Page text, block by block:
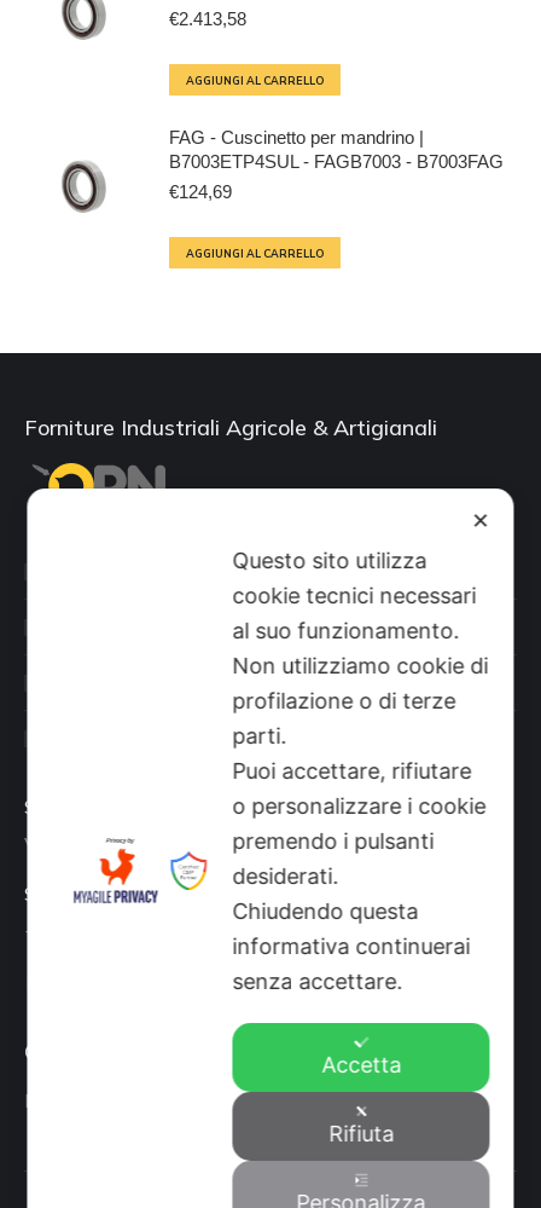
€2.413,58
AGGIUNGI AL CARRELLO
FAG - Cuscinetto per mandrino |
B7003ETP4SUL - FAGB7003 - B7003FAG
€124,69
AGGIUNGI AL CARRELLO
Forniture Industriali Agricole & Artigianali
Sede
Via Busano, 56, Favria (TO)
Supporto Tecnico
+39 0124 34071
Orari
Lun-Ven: 8-12:30 14-19 Sab: 8-12:30
© O.R.N. srl IT07186620014 Rea Tutti i diritti riservati
✕
Questo sito utilizza
cookie tecnici necessari
al suo funzionamento.
Non utilizziamo cookie di
profilazione o di terze
parti.
Puoi accettare, rifiutare
o personalizzare i cookie
premendo i pulsanti
desiderati.
Chiudendo questa
informativa continuerai
senza accettare.
Accetta
Rifiuta
Personalizza